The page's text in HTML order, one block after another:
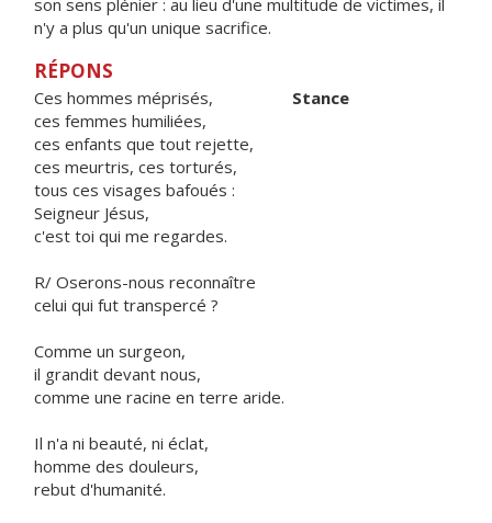
son sens plénier : au lieu d'une multitude de victimes, il
n'y a plus qu'un unique sacrifice.
RÉPONS
Ces hommes méprisés, Stance
ces femmes humiliées,
ces enfants que tout rejette,
ces meurtris, ces torturés,
tous ces visages bafoués :
Seigneur Jésus,
c'est toi qui me regardes.
R/ Oserons-nous reconnaître
celui qui fut transpercé ?
Comme un surgeon,
il grandit devant nous,
comme une racine en terre aride.
Il n'a ni beauté, ni éclat,
homme des douleurs,
rebut d'humanité.